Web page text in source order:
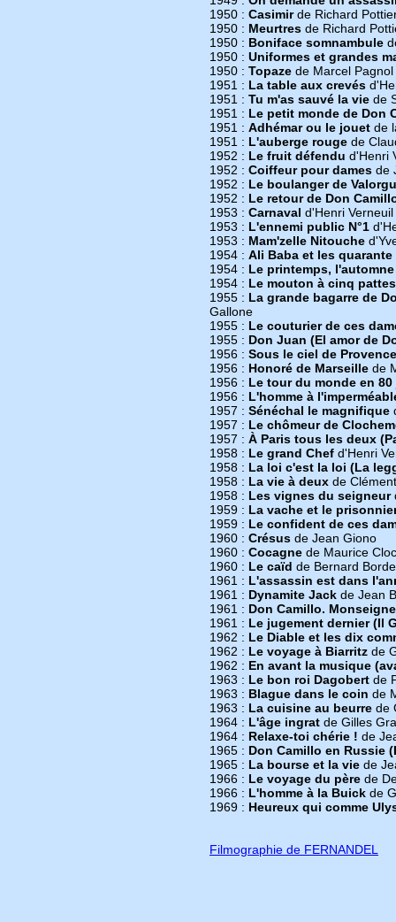
1950 : Casimirde Richard
1950 : Meurtres de Richard
1950 : Boniface somnambule
1950 : Uniformes et grandes
1950 : Topaze de Marcel Pagnol
1951 : La table aux crevés
1951 : Tu m'as sauvé la vie de
1951 : Le petit monde de Don
1951 : Adhémar ou le jouet de
1951 : L'auberge rouge de
1952 : Le fruit défendu d'Henri
1952 : Coiffeur pour dames de
1952 : Le boulanger de
1952 : Le retour de Don
1953 : Carnaval d'Henri Verneuil
1953 : L'ennemi public N°1
1953 : Mam'zelle Nitouche
1954 : Ali Baba et les
1954 : Le printemps,
1954 : Le mouton à cinq pattes
1955 : La grande bagarre de
Gallone
1955 : Le couturier de ces
1955 : Don Juan (El amor de
1956 : Sous le ciel de
1956 : Honoré de Marseille de
1956 : Le tour du monde en
1956 : L'homme à
1957 : Sénéchal le magnifique
1957 : Le chômeur de
1957 : À Paris tous les deux
1958 : Le grand Chef d'Henri
1958 : La loi c'est la loi (La
1958 : La vie à deux de
1958 : Les vignes du seigneur
1959 : La vache et le
1959 : Le confident de ces
1960 : Crésus de Jean Giono
1960 : Cocagne de Maurice
1960 : Le caïd de Bernard
1961 : L'assassin est dans
1961 : Dynamite Jack de Jean
1961 : Don Camillo.
1961 : Le jugement dernier (Il
1962 : Le Diable et les dix
1962 : Le voyage à Biarritz de
1962 : En avant la musique
1963 : Le bon roi Dagobert de
1963 : Blague dans le coin de
1963 : La cuisine au beurre de
1964 : L'âge ingrat de Gilles
1964 : Relaxe-toi chérie ! de
1965 : Don Camillo en Russie
1965 : La bourse et la vie de
1966 : Le voyage du père de
1966 : L'homme à la Buick de
1969 : Heureux qui comme
Filmographie de FERNANDEL